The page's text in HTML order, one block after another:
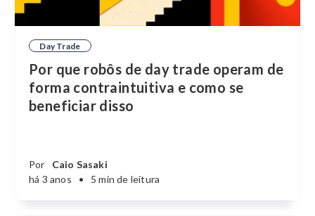
Day Trade
Por que robôs de day trade operam de
forma contraintuitiva e como se
beneficiar disso
Por
Caio Sasaki
há 3 anos
• 5 min de leitura